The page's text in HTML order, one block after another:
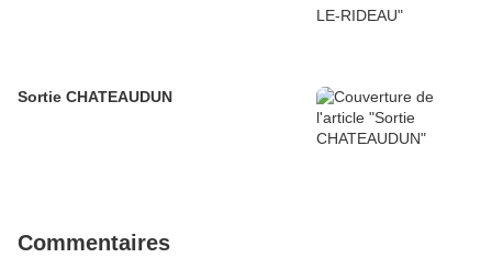
Sortie CHATEAUDUN
Commentaires